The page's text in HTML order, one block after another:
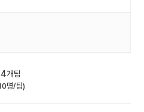
4개팀
명/팀)